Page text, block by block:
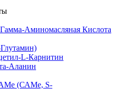
Аминомасляная Кислота
L-Карнитин
Аланин
(САМе, S-